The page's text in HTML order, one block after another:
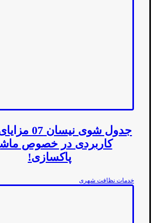
جدول شوی
کاربردی در خصوص
پاکسازی!
خدمات نظافت شهری